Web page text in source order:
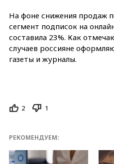
На фоне снижения продаж
сегмент подписок на
составила 23%. Как
случаев россияне
газеты и журналы.
2 1
РЕКОМЕНДУЕМ: